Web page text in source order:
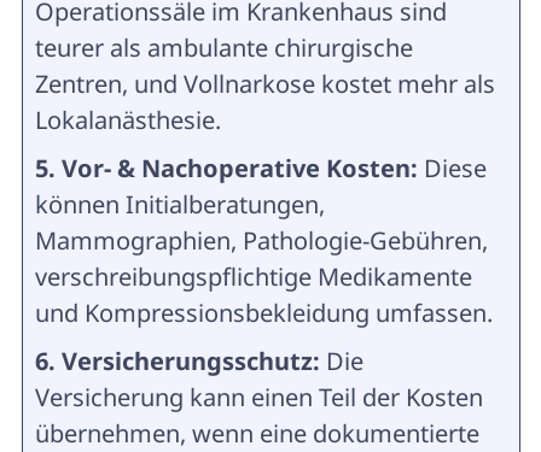
Operationssäle im Krankenhaus sind
teurer als ambulante chirurgische
Zentren, und Vollnarkose kostet mehr als
Lokalanästhesie.
5. Vor- & Nachoperative Kosten: Diese
können Initialberatungen,
Mammographien, Pathologie-Gebühren,
verschreibungspflichtige Medikamente
und Kompressionsbekleidung umfassen.
6. Versicherungsschutz: Die
Versicherung kann einen Teil der Kosten
übernehmen, wenn eine dokumentierte